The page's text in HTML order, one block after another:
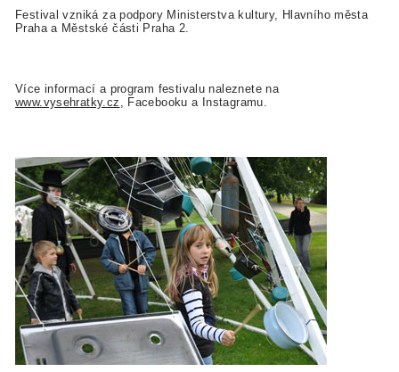
Festival vzniká za podpory Ministerstva kultury, Hlavního města
Praha a Městské části Praha 2.
Více informací a program festivalu naleznete na
www.vysehratky.cz , Facebooku a Instagramu.